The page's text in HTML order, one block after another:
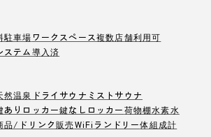
駐車場ワークスペース複数店舗利用可
ステム導入済
然温泉 ドライサウナ ミストサウナ
ありロッカー鍵なしロッカー荷物棚水素水
品/ドリンク販売WiFi ランドリー体組成計